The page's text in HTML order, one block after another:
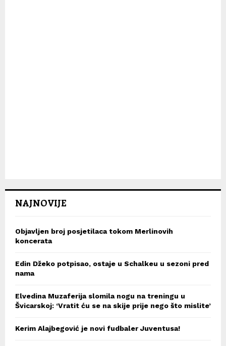
NAJNOVIJE
Objavljen broj posjetilaca tokom Merlinovih
koncerata
Edin Džeko potpisao, ostaje u Schalkeu u sezoni pred
nama
Elvedina Muzaferija slomila nogu na treningu u
Švicarskoj: ‘Vratit ću se na skije prije nego što mislite’
Kerim Alajbegović je novi fudbaler Juventusa!